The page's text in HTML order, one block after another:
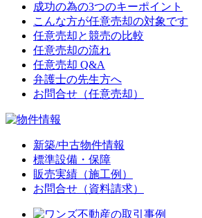
成功の為の3つのキーポイント
こんな方が任意売却の対象です
任意売却と競売の比較
任意売却の流れ
任意売却 Q&A
弁護士の先生方へ
お問合せ（任意売却）
新築/中古物件情報
標準設備・保障
販売実績（施工例）
お問合せ（資料請求）